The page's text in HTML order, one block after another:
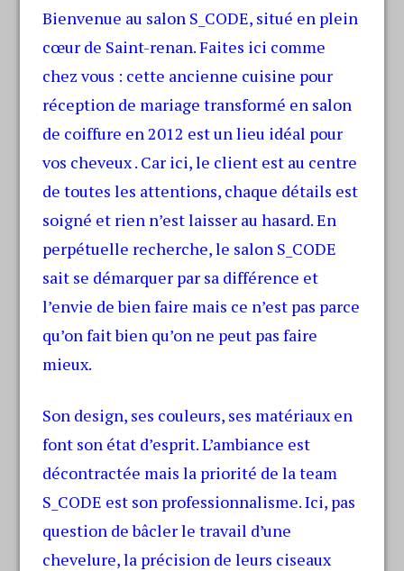
Bienvenue au salon S_CODE, situé en plein
cœur de Saint-renan. Faites ici comme
chez vous : cette ancienne cuisine pour
réception de mariage transformé en salon
de coiffure en 2012 est un lieu idéal pour
vos cheveux . Car ici, le client est au centre
de toutes les attentions, chaque détails est
soigné et rien n’est laisser au hasard. En
perpétuelle recherche, le salon S_CODE
sait se démarquer par sa différence et
l’envie de bien faire mais ce n’est pas parce
qu’on fait bien qu’on ne peut pas faire
mieux.
Son design, ses couleurs, ses matériaux en
font son état d’esprit. L’ambiance est
décontractée mais la priorité de la team
S_CODE est son professionnalisme. Ici, pas
question de bâcler le travail d’une
chevelure, la précision de leurs ciseaux